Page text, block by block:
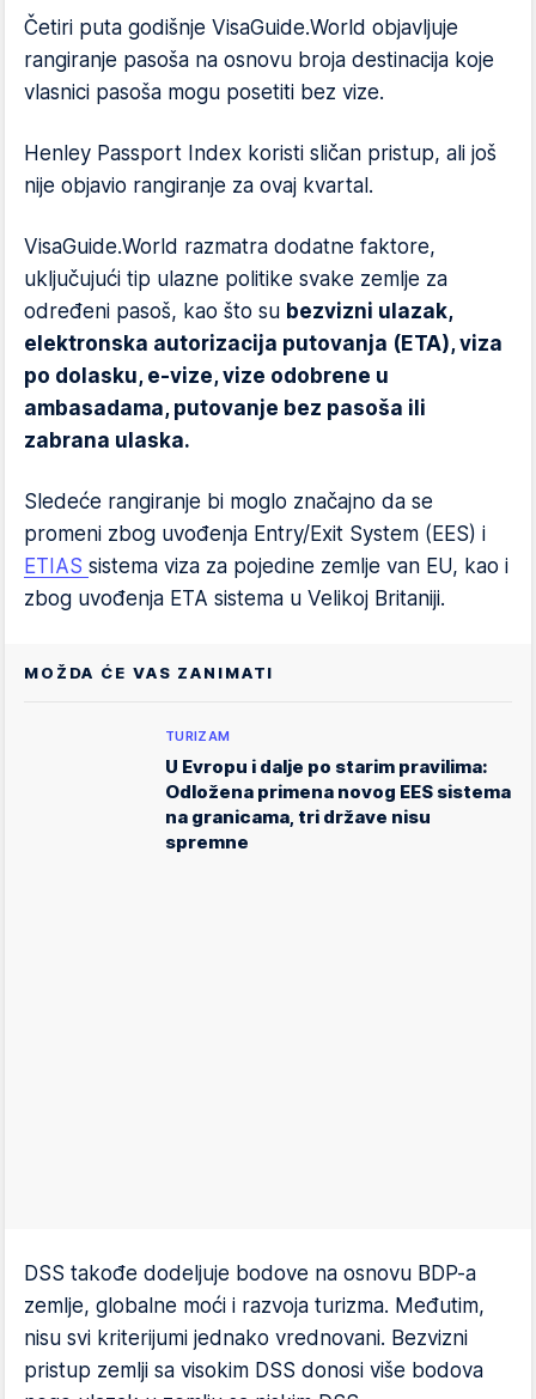
Četiri puta godišnje VisaGuide.World objavljuje
rangiranje pasoša na osnovu broja destinacija koje
vlasnici pasoša mogu posetiti bez vize.
Henley Passport Index koristi sličan pristup, ali još
nije objavio rangiranje za ovaj kvartal.
VisaGuide.World razmatra dodatne faktore,
uključujući tip ulazne politike svake zemlje za
određeni pasoš, kao što su bezvizni ulazak,
elektronska autorizacija putovanja (ETA), viza
po dolasku, e-vize, vize odobrene u
ambasadama, putovanje bez pasoša ili
zabrana ulaska.
Sledeće rangiranje bi moglo značajno da se
promeni zbog uvođenja Entry/Exit System (EES) i
ETIAS sistema viza za pojedine zemlje van EU, kao i
zbog uvođenja ETA sistema u Velikoj Britaniji.
MOŽDA ĆE VAS ZANIMATI
TURIZAM
U Evropu i dalje po starim pravilima:
Odložena primena novog EES sistema
na granicama, tri države nisu
spremne
DSS takođe dodeljuje bodove na osnovu BDP-a
zemlje, globalne moći i razvoja turizma. Međutim,
nisu svi kriterijumi jednako vrednovani. Bezvizni
pristup zemlji sa visokim DSS donosi više bodova